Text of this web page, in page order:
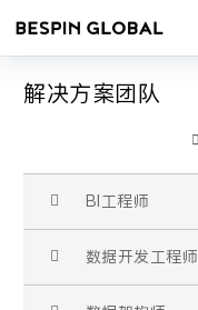
解决方案团队
BI工程师
数据开发工程师